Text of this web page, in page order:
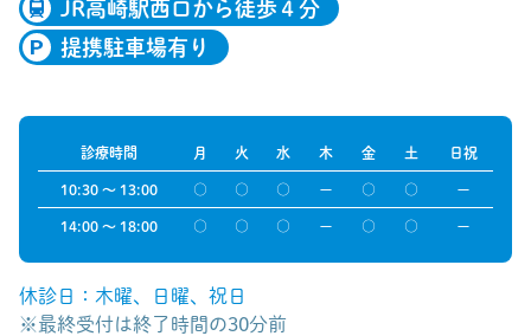
JR高崎駅西口から徒歩４分
提携駐車場有り
診療時間 月 火 水 木 金 土 日祝
10:30 〜 13:00 ○ ○ ○ ー ○ ○ ー
14:00 〜 18:00 ○ ○ ○ ー ○ ○ ー
休診日：木曜、日曜、祝日
※最終受付は終了時間の30分前